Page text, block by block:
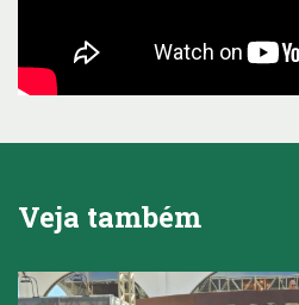
Veja também